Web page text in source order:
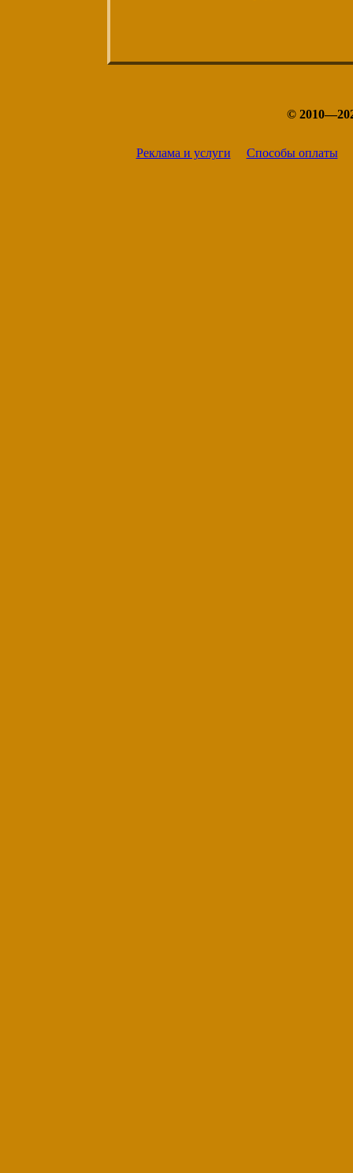
©
Реклама и услуги Способы оплаты